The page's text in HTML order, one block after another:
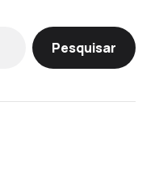
Pesquisar